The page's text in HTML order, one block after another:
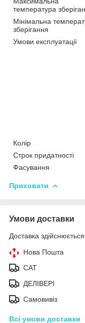
температура
Мінімальна
зберігання
Умови експлуатації
Колір
Строк придатності
Фасування
Приховати
Умови доставки
Доставка
Нова Пошта
САТ
ДЕЛІВЕРІ
Самовивіз
Всі умови доставки